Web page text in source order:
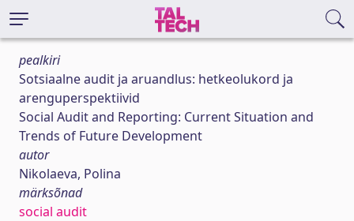
pealkiri
Sotsiaalne audit ja aruandlus: hetkeolukord ja
arenguperspektiivid
Social Audit and Reporting: Current Situation and
Trends of Future Development
autor
Nikolaeva, Polina
märksõnad
social audit